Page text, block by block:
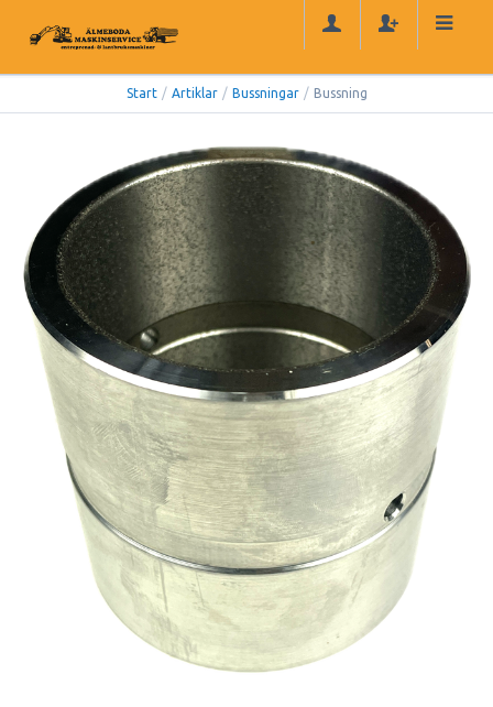
Start / Artiklar / Bussningar / Bussning